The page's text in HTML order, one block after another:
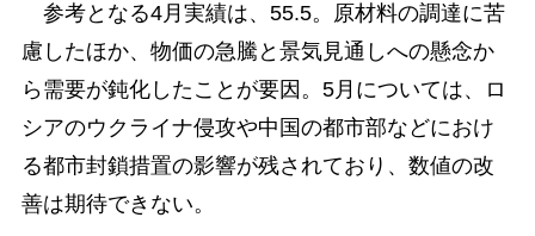
参考となる4月実績は、55.5。原材料の調達に苦
慮したほか、物価の急騰と景気見通しへの懸念か
ら需要が鈍化したことが要因。5月については、ロ
シアのウクライナ侵攻や中国の都市部などにおけ
る都市封鎖措置の影響が残されており、数値の改
善は期待できない。